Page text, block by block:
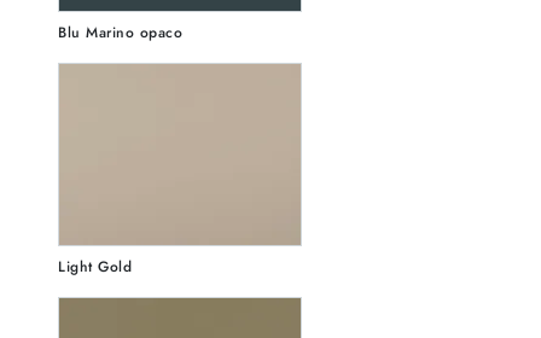
Blu Marino opaco
Light Gold